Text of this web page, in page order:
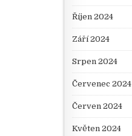
Říjen 2024
Září 2024
Srpen 2024
Červenec 2024
Červen 2024
Květen 2024